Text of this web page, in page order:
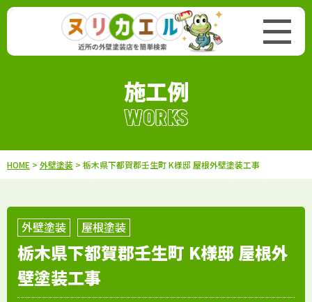
施工例
WORKS
HOME > 外壁塗装 > 栃木県下都賀郡壬生町 K様邸 屋根外壁塗装工事
外壁塗装 屋根塗装
栃木県下都賀郡壬生町 K様邸 屋根外
壁塗装工事